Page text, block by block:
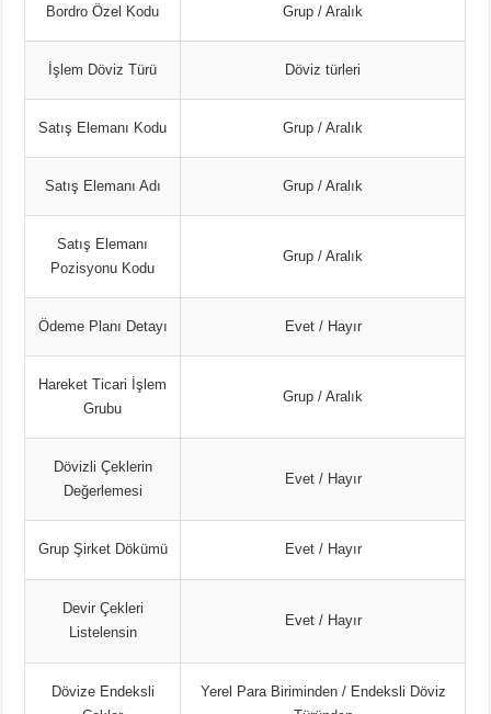
Bordro Özel Kodu Grup / Aralık
İşlem Döviz Türü Döviz türleri
Satış Elemanı Kodu Grup / Aralık
Satış Elemanı Adı Grup / Aralık
Satış Elemanı
Pozisyonu Kodu
Grup / Aralık
Ödeme Planı Detayı Evet / Hayır
Hareket Ticari İşlem
Grubu
Grup / Aralık
Dövizli Çeklerin
Değerlemesi
Evet / Hayır
Grup Şirket Dökümü Evet / Hayır
Devir Çekleri
Listelensin
Evet / Hayır
Dövize Endeksli
Yerel Para Biriminden / Endeksli Döviz